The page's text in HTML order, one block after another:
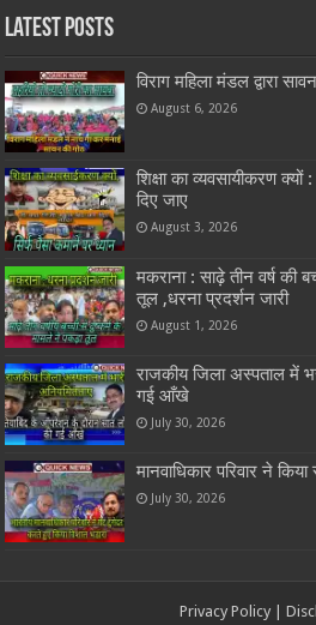
Latest Posts
August 6, 2026
दिए जाए
August 3, 2026
तूल ,धरना प्रदर्शन जारी
August 1, 2026
गई आँखे